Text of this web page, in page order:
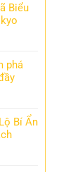
Biểu
phá
Bí Ẩn